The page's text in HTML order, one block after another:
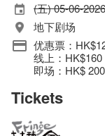
(五) 05-06-
地下剧场
优惠票：
线上：HK$160
即场：HK$ 200
Tickets